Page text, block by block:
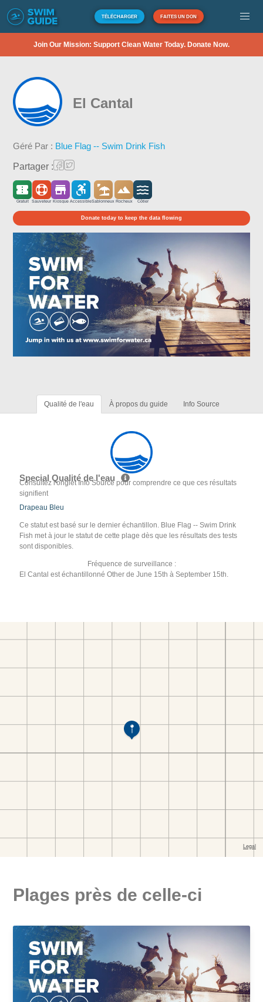
TÉLÉCHARGER FAITES UN DON
Join Our Mission: Support Clean Water Today. Donate Now.
El Cantal
Géré Par : Blue Flag -- Swim Drink Fish
Partager :
Gratuit Sauveteur Kiosque AccessibleSablonneux Rocheux Côtier
Donate today to keep the data flowing
Qualité de l'eau À propos du guide Info Source
Special Qualité de l'eau
Consultez l'onglet Info Source pour comprendre ce que ces résultats
signifient
Drapeau Bleu
Ce statut est basé sur le dernier échantillon. Blue Flag -- Swim Drink
Fish met à jour le statut de cette plage dès que les résultats des tests
sont disponibles.
Fréquence de surveillance :
El Cantal est échantillonné Other de June 15th à September 15th.
Plages près de celle-ci